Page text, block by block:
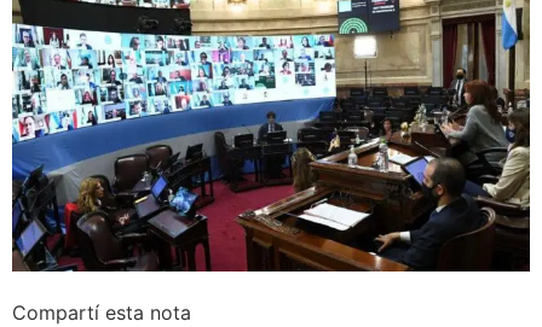
Compartí esta nota